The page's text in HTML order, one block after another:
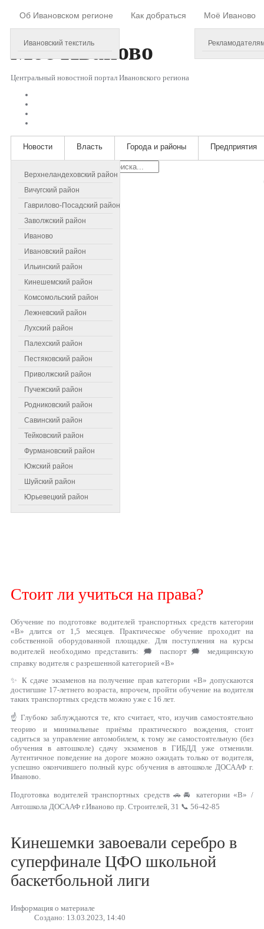
Об Ивановском регионе
Ивановский текстиль
Как добраться Моё Иваново
МоёИваново
Центральный новостной портал Ивановского региона
Новости
Верхнеландеховский район
Вичугский район
Гаврилово-Посадский район
Заволжский район
Иваново
Ивановский район
Ильинский район
Кинешемский район
Комсомольский район
Лежневский район
Лухский район
Палехский район
Пестяковский район
Приволжский район
Пучежский район
Родниковский район
Савинский район
Тейковский район
Фурмановский район
Южский район
Шуйский район
Юрьевецкий район
Власть Города и районы Предприятия
Самое читаемое
Стоит ли учиться на права?
Обучение по подготовке водителей транспортных средств категории
«B» длится от 1,5 месяцев. Практическое обучение проходит на
собственной оборудованной площадке. Для поступления на курсы
водителей необходимо представить: 🗯 паспорт 🗯 медицинскую
справку водителя с разрешенной категорией «В»
✨ К сдаче экзаменов на получение прав категории «В» допускаются
достигшие 17-летнего возраста, впрочем, пройти обучение на водителя
таких транспортных средств можно уже с 16 лет.
☝ Глубоко заблуждаются те, кто считает, что, изучив самостоятельно
теорию и минимальные приёмы практического вождения, стоит
садиться за управление автомобилем, к тому же самостоятельную (без
обучения в автошколе) сдачу экзаменов в ГИБДД уже отменили.
Аутентичное поведение на дороге можно ожидать только от водителя,
успешно окончившего полный курс обучения в автошколе ДОСААФ г.
Иваново.
Подготовка водителей транспортных средств 🚗🚘 категории «В» /
Автошкола ДОСААФ г.Иваново пр. Строителей, 31 📞 56-42-85
Кинешемки завоевали серебро в
суперфинале ЦФО школьной
баскетбольной лиги
Информация о материале
Создано: 13.03.2023, 14:40